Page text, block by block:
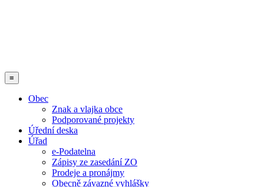
≡
Obec
Znak a vlajka obce
Podporované projekty
Úřední deska
Úřad
e-Podatelna
Zápisy ze zasedání ZO
Prodeje a pronájmy
Obecně závazné vyhlášky